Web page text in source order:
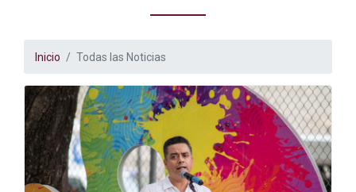
Inicio Todas las Noticias